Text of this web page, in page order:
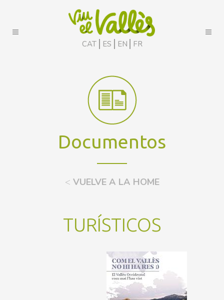
CAT ES EN FR
Documentos
< VUELVE A LA HOME
TURÍSTICOS